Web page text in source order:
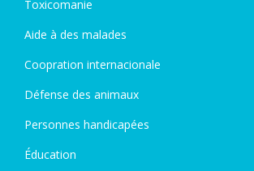
Toxicomanie
Aide à des malades
Coopration internacionale
Défense des animaux
Personnes handicapées
Éducation